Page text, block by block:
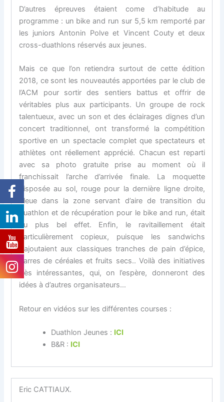
D’autres épreuves étaient come d’habitude au
programme : un bike and run sur 5,5 km remporté par
les juniors Antonin Polve et Vincent Couty et deux
cross-duathlons réservés aux jeunes.
Mais ce que l’on retiendra surtout de cette édition
2018, ce sont les nouveautés apportées par le club de
l’ACM pour sortir des sentiers battus et offrir de
véritables plus aux participants. Un groupe de rock
talentueux, avec un son et des éclairages dignes d’un
concert traditionnel, ont transformé la compétition
sportive en un spectacle complet que spectateurs et
athlètes ont réellement apprécié. Chacun est reparti
avec sa photo gratuite prise au moment où il
franchissait l’arche d’arrivée finale. La moquette
disposée au sol, rouge pour la dernière ligne droite,
bleue dans la zone servant d’aire de transition du
duathlon et de récupération pour le bike and run, était
du plus bel effet. Enfin, le ravitaillement était
particulièrement copieux, puisque les sandwichs
s’ajoutaient aux classiques tranches de pain d’épice,
barres de céréales et fruits secs.. Voilà des initiatives
très intéressantes, qui, on l’espère, donneront des
idées à d’autres organisateurs…
Retour en vidéos sur les différentes courses :
Duathlon Jeunes : ICI
B&R : ICI
Eric CATTIAUX.